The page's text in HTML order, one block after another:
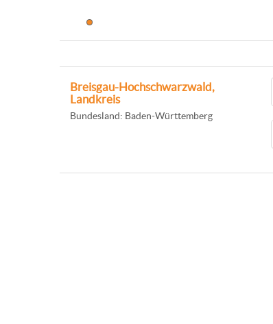
Breisgau-Hochschwarzwald,
Landkreis
Bundesland: Baden-Württemberg